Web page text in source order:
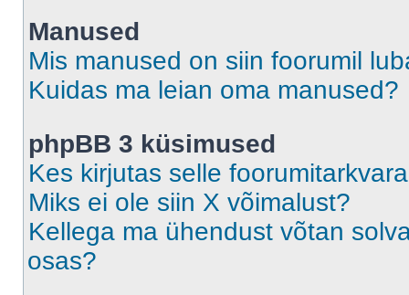
Manused
Mis manused on siin foorumil
Kuidas ma leian oma manused?
phpBB 3 küsimused
Kes kirjutas selle
Miks ei ole siin X võimalust?
Kellega ma ühendust võtan
osas?